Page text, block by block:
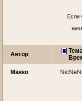
Если
Автор
Макко